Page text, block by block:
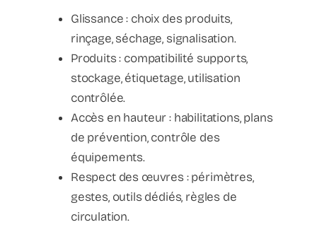
Glissance : choix des produits,
rinçage, séchage, signalisation.
Produits : compatibilité supports,
stockage, étiquetage, utilisation
contrôlée.
Accès en hauteur : habilitations, plans
de prévention, contrôle des
équipements.
Respect des œuvres : périmètres,
gestes, outils dédiés, règles de
circulation.